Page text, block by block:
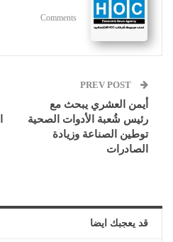
Comments
أيمن العشري يبحث مع
رئيس شُعبة الأدوات الصحية
توطين الصناعة وزيادة
الصادرات
قد يعجبك ايضا